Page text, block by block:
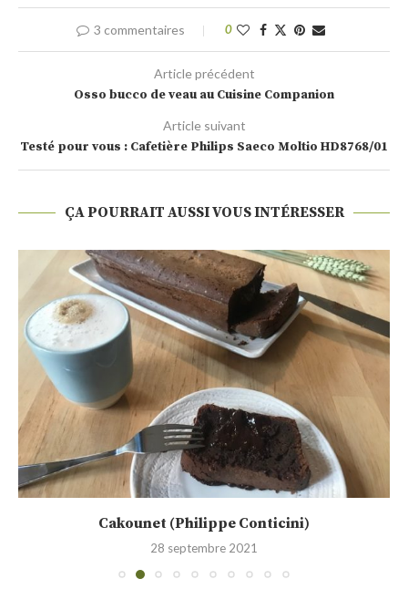
3 commentaires 0
Article précédent
Osso bucco de veau au Cuisine Companion
Article suivant
Testé pour vous : Cafetière Philips Saeco Moltio HD8768/01
ÇA POURRAIT AUSSI VOUS INTÉRESSER
Cakounet (Philippe Conticini)
28 septembre 2021